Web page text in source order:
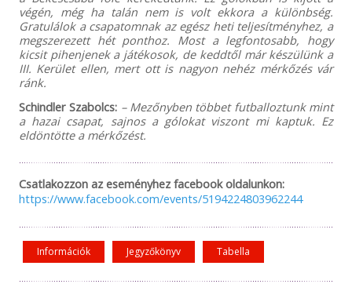
végén, még ha talán nem is volt ekkora a különbség.
Gratulálok a csapatomnak az egész heti teljesítményhez, a
megszerezett hét ponthoz. Most a legfontosabb, hogy
kicsit pihenjenek a játékosok, de keddtől már készülünk a
III. Kerület ellen, mert ott is nagyon nehéz mérkőzés vár
ránk.
Schindler Szabolcs: – Mezőnyben többet futballoztunk mint
a hazai csapat, sajnos a gólokat viszont mi kaptuk. Ez
eldöntötte a mérkőzést.
Csatlakozzon az eseményhez facebook oldalunkon:
https://www.facebook.com/events/5194224803962244
Információk Jegyzőkönyv Tabella